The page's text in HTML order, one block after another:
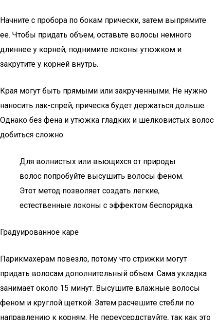
Начните с пробора по бокам прически, затем выпрямите
ее. Чтобы придать объем, оставьте волосы немного
длиннее у корней, поднимите локоны утюжком и
закрутите у корней внутрь.
Края могут быть прямыми или закрученными. Не нужно
наносить лак-спрей, прическа будет держаться дольше.
Однако без фена и утюжка гладких и шелковистых волос
добиться сложно.
Для волнистых или вьющихся от природы
волос попробуйте высушить волосы феном.
Этот метод позволяет создать легкие,
естественные локоны с эффектом беспорядка.
Градуированное каре
Парикмахерам повезло, потому что стрижки могут
придать волосам дополнительный объем. Сама укладка
занимает около 15 минут. Высушите влажные волосы
феном и круглой щеткой. Затем расчешите стебли по
направлению к корням. Не переусердствуйте, так как это